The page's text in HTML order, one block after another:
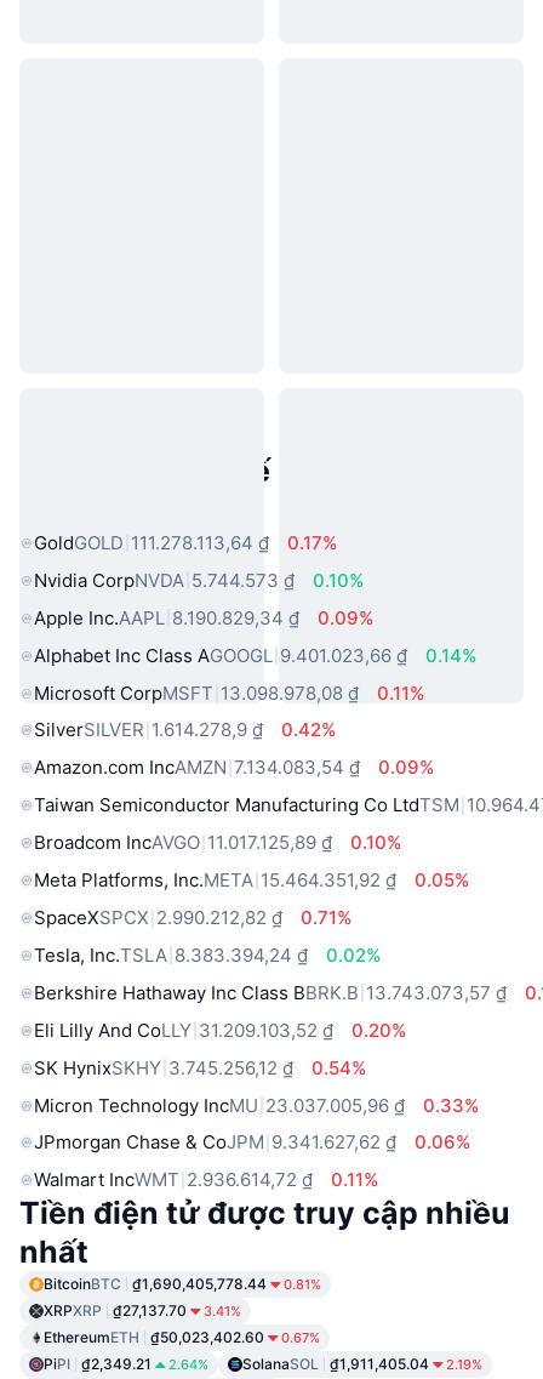
Tài sản trong thế giới thực phổ
GoldGOLD 111.278.113,64 ₫
0.17%
Nvidia CorpNVDA 5.744.573 ₫
0.10%
Apple Inc.AAPL 8.190.829,34 ₫
0.09%
Alphabet Inc Class AGOOGL 9.401.023,66 ₫
0.14%
Microsoft CorpMSFT 13.098.978,08 ₫
0.11%
SilverSILVER 1.614.278,9 ₫
0.42%
Amazon.com IncAMZN 7.134.083,54 ₫
0.09%
Taiwan Semiconductor Manufacturing Co LtdTSM
Broadcom IncAVGO 11.017.125,89 ₫
0.10%
Meta Platforms, Inc.META 15.464.351,92 ₫
0.05%
SpaceXSPCX 2.990.212,82 ₫
0.71%
Tesla, Inc.TSLA 8.383.394,24 ₫
0.02%
Berkshire Hathaway Inc Class BBRK.B 13.743.073,57 ₫
Eli Lilly And CoLLY 31.209.103,52 ₫
0.20%
SK HynixSKHY 3.745.256,12 ₫
0.54%
Micron Technology IncMU 23.037.005,96 ₫
0.33%
JPmorgan Chase & CoJPM 9.341.627,62 ₫
0.06%
Walmart IncWMT 2.936.614,72 ₫ 0.11%
Tiền điện tử được truy cập nhiều
nhất
BitcoinBTC ₫1,690,405,778.44 0.81%
XRPXRP ₫27,137.70 3.41%
EthereumETH ₫50,023,402.60 0.67%
PiPI ₫2,349.21 2.64% SolanaSOL ₫1,911,405.04 2.19%